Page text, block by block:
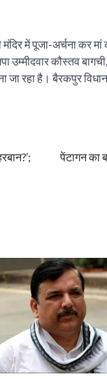
में पूजा-अर्चना कर
कौस्तव
जा रहा है। बैरकपुर
पेंटागन का